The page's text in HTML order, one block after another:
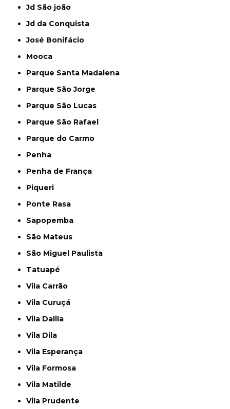
Jd São joão
Jd da Conquista
José Bonifácio
Mooca
Parque Santa Madalena
Parque São Jorge
Parque São Lucas
Parque São Rafael
Parque do Carmo
Penha
Penha de França
Piqueri
Ponte Rasa
Sapopemba
São Mateus
São Miguel Paulista
Tatuapé
Vila Carrão
Vila Curuçá
Vila Dalila
Vila Dila
Vila Esperança
Vila Formosa
Vila Matilde
Vila Prudente